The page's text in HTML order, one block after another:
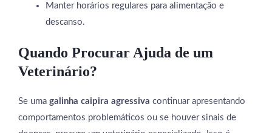
Manter horários regulares para alimentação e
descanso.
Quando Procurar Ajuda de um
Veterinário?
Se uma galinha caipira agressiva continuar apresentando
comportamentos problemáticos ou se houver sinais de